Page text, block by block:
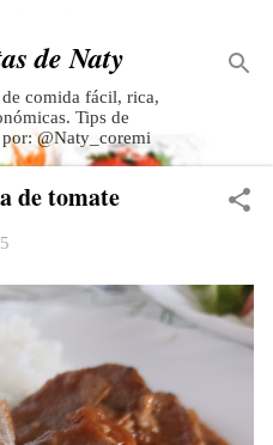
de Naty
comida fácil, rica,
Tips de
@Naty_coremi
de tomate